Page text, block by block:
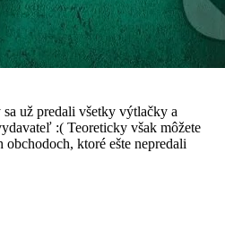
už predali všetky výtlačky a
:( Teoreticky však môžete
ktoré ešte nepredali